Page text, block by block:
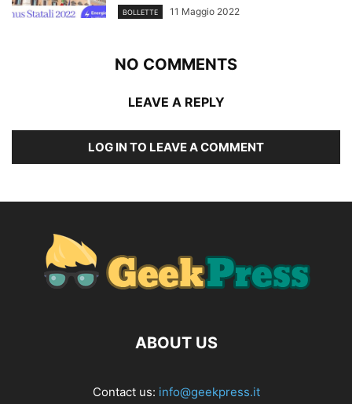
BOLLETTE 11 Maggio 2022
NO COMMENTS
LEAVE A REPLY
LOG IN TO LEAVE A COMMENT
ABOUT US
Contact us: info@geekpress.it